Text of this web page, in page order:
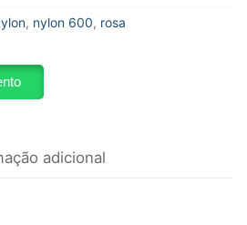
, nylon 600, rosa
adicional